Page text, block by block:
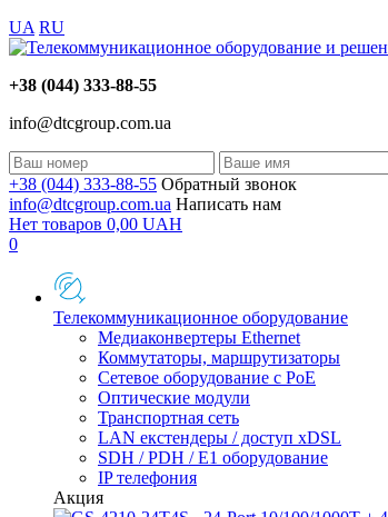
UA RU
+38 (044) 333-88-55
info@dtcgroup.com.ua
+38 (044) 333-88-55 Обратный звонок
info@dtcgroup.com.ua Написать нам
Нет товаров 0,00 UAH
0
Телекоммуникационное оборудование
Медиаконвертеры Ethernet
Коммутаторы, маршрутизаторы
Сетевое оборудование с PoE
Оптические модули
Транспортная сеть
LAN екстендеры / доступ xDSL
SDH / PDH / E1 оборудование
IP телефония
Акция